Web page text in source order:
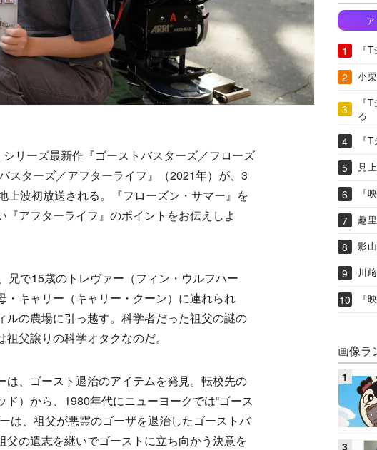
リーズ最新作『ゴーストバスターズ／フローズ
スターズ／アフターライフ』（2021年）が、3
上波初放送される。『フローズン・サマー』を
アフターライフ』のポイントをお伝えしよ
で15歳のトレヴァー（フィン・ウルフハー
・キャリー（キャリー・クーン）に連れられ
の農場に引っ越す。科学者だった祖父の謎の
父譲りの科学オタクなのだ。
、ゴースト退治のアイテムを発見。転校先の
）から、1980年代にニューヨークでは“ゴース
は、祖父が悪霊のゴーザを退治したゴーストバ
の遺志を継いでゴーストに立ち向かう決意を
『
小
『
る
『
見
『
趣
影
川
『
画像ラ